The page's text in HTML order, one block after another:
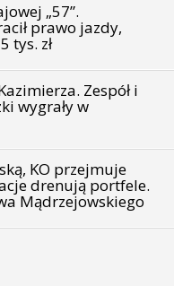
„57”.
prawo jazdy,
tys. zł
Zespół i
wygrały w
KO przejmuje
drenują portfele.
Mądrzejowskiego